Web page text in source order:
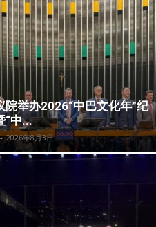
院举办2026“中巴文化年”纪
“中...
- 2026年8月3日